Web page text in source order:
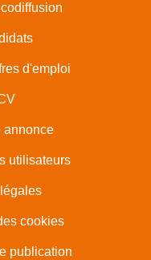
d'emploi
annonce
utilisateurs
cookies
publication